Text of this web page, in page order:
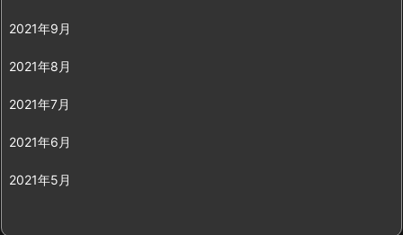
2021年9月
2021年8月
2021年7月
2021年6月
2021年5月